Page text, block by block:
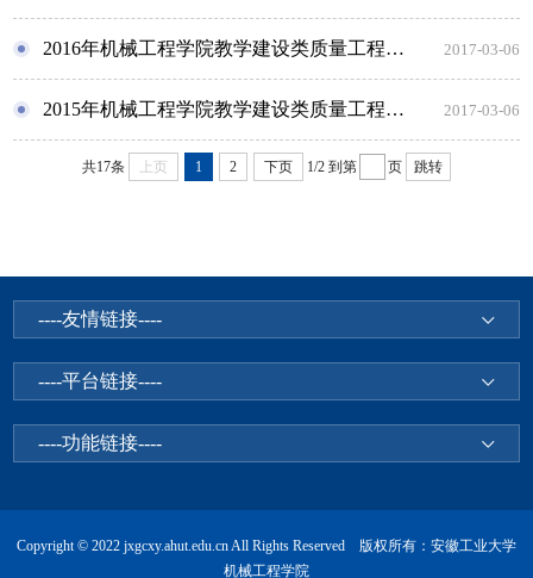
2016年机械工程学院教学建设类质量工程项目 2017-03-06
2015年机械工程学院教学建设类质量工程项目 2017-03-06
共17条 上页 1 2 下页 1/2 到第 页 跳转
----友情链接----
----平台链接----
----功能链接----
Copyright © 2022 jxgcxy.ahut.edu.cn All Rights Reserved 版权所有：安徽工业大学
机械工程学院